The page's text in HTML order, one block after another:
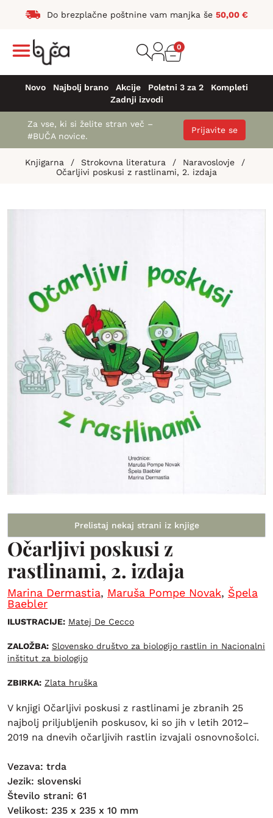
Do brezplačne poštnine vam manjka še 50,00 €
0
Novo Najbolj brano Akcije Poletni 3 za 2
Kompleti
Zadnji izvodi
Za vse, ki si želite stran več –
#BUČA novice.
Prijavite se
Knjigarna / Strokovna literatura / Naravoslovje
/
Očarljivi poskusi z rastlinami, 2. izdaja
Prelistaj nekaj strani iz knjige
Očarljivi poskusi z
rastlinami, 2. izdaja
Marina Dermastia, Maruša Pompe Novak, Špela
Baebler
ILUSTRACIJE: Matej De Cecco
ZALOŽBA: Slovensko društvo za biologijo rastlin in Nacionalni
inštitut za biologijo
ZBIRKA: Zlata hruška
V knjigi Očarljivi poskusi z rastlinami je zbranih 25
najbolj priljubljenih poskusov, ki so jih v letih 2012–
2019 na dnevih očarljivih rastlin izvajali osnovnošolci.
Vezava: trda
Jezik: slovenski
Število strani: 61
Velikost: 235 x 235 x 10 mm